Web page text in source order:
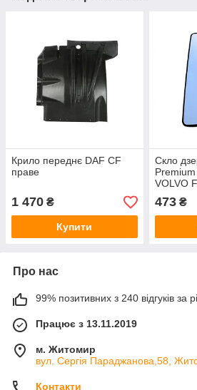
Крило переднє DAF CF
праве
1 470 ₴
Купити
Скло
VOLVO
473₴
Про нас
99% позитивних з 240 відгуків за
Працює з 13.11.2019
м. Житомир
вул. Сергія Параджанова,58,
Контакти